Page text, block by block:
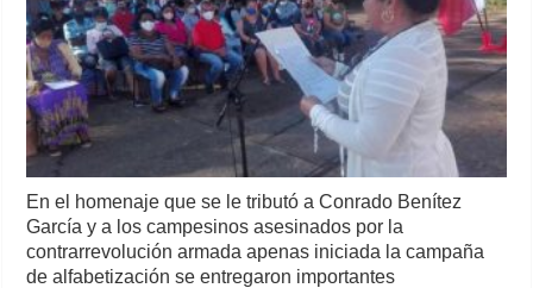
En el homenaje que se le tributó a Conrado Benítez
García y a los campesinos asesinados por la
contrarrevolución armada apenas iniciada la campaña
de alfabetización se entregaron importantes